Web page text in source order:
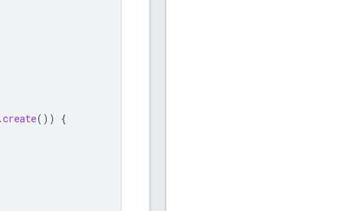
.create())
{